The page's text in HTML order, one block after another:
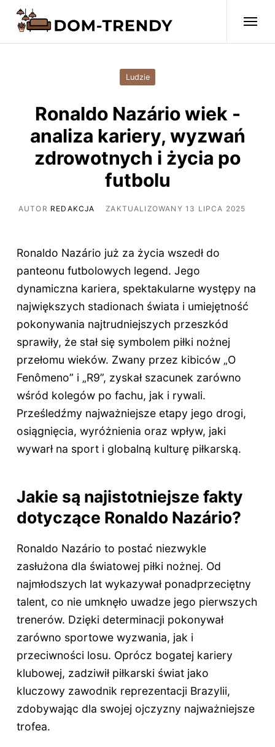
Ludzie
Ronaldo Nazário wiek -
analiza kariery, wyzwań
zdrowotnych i życia po
futbolu
AUTOR REDAKCJA ZAKTUALIZOWANY 13 LIPCA 2025
Ronaldo Nazário już za życia wszedł do
panteonu futbolowych legend. Jego
dynamiczna kariera, spektakularne występy na
największych stadionach świata i umiejętność
pokonywania najtrudniejszych przeszkód
sprawiły, że stał się symbolem piłki nożnej
przełomu wieków. Zwany przez kibiców „O
Fenômeno” i „R9”, zyskał szacunek zarówno
wśród kolegów po fachu, jak i rywali.
Prześledźmy najważniejsze etapy jego drogi,
osiągnięcia, wyróżnienia oraz wpływ, jaki
wywarł na sport i globalną kulturę piłkarską.
Jakie są najistotniejsze fakty
dotyczące Ronaldo Nazário?
Ronaldo Nazário to postać niezwykle
zasłużona dla światowej piłki nożnej. Od
najmłodszych lat wykazywał ponadprzeciętny
talent, co nie umknęło uwadze jego pierwszych
trenerów. Dzięki determinacji pokonywał
zarówno sportowe wyzwania, jak i
przeciwności losu. Oprócz bogatej kariery
klubowej, zadziwił piłkarski świat jako
kluczowy zawodnik reprezentacji Brazylii,
zdobywając dla swojej ojczyzny najważniejsze
trofea.